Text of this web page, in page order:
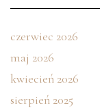
czerwiec 2026
maj 2026
kwiecień 2026
sierpień 2025